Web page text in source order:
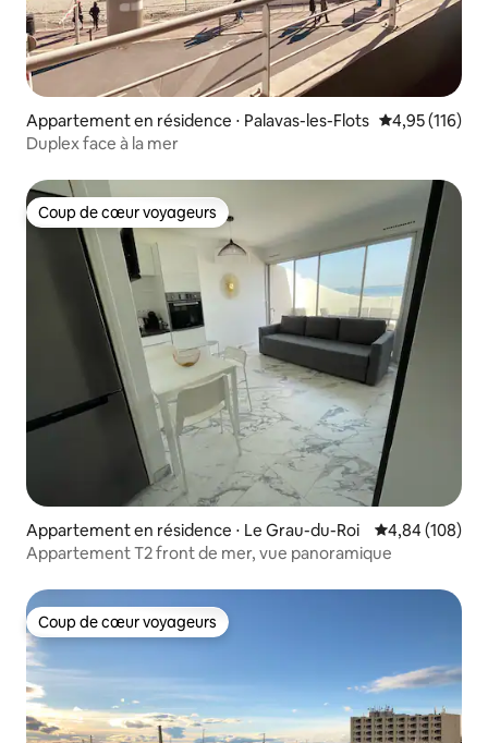
Appartement en résidence ⋅ Palavas-les-Flots Évaluation
4,95 (116)
Duplex face à la mer
Coup de cœur voyageurs
Coup de cœur voyageurs
Appartement en résidence ⋅ Le Grau-du-Roi Évaluation
4,84 (108)
Appartement T2 front de mer, vue panoramique
Coup de cœur voyageurs
Coup de cœur voyageurs